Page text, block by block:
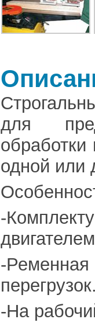
для
обработки
одной или
-
-Ременная
-На